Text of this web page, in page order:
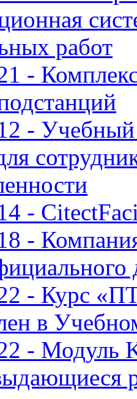
работ
-
-
-
-
- Курс
в
- Модуль